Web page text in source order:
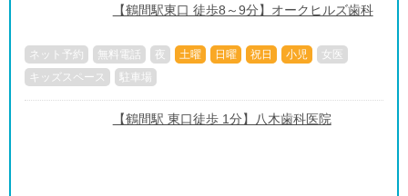
【鶴間駅東口 徒歩8～9分】オークヒルズ歯科
ネット予約 無料電話 夜 土曜 日曜 祝日 小児
女医
キッズスペース
駐車場
【鶴間駅 東口徒歩 1分】八木歯科医院